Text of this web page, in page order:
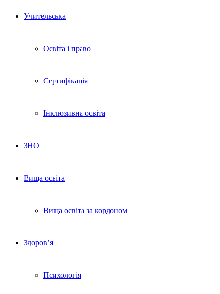
Учительська
Освіта і право
Сертифікація
Інклюзивна освіта
ЗНО
Вища освіта
Вища освіта за кордоном
Здоров’я
Психологія